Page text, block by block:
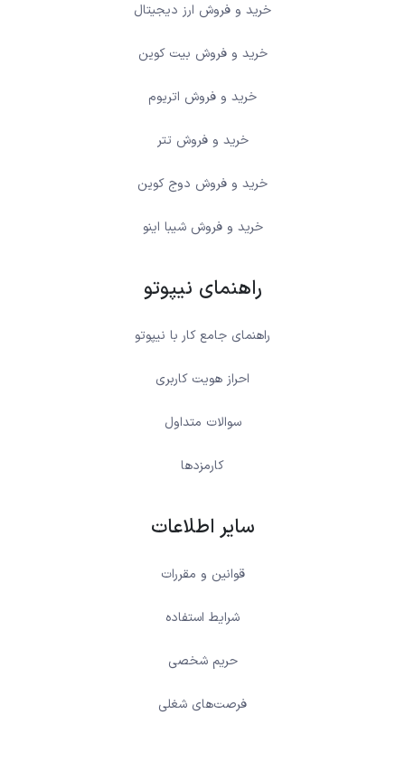
خرید و فروش ارز دیجیتال
خرید و فروش بیت کوین
خرید و فروش اتریوم
خرید و فروش تتر
خرید و فروش دوج کوین
خرید و فروش شیبا اینو
راهنمای نیپوتو
راهنمای جامع کار با نیپوتو
احراز هویت کاربری
سوالات متداول
کارمزدها
سایر اطلاعات
قوانین و مقررات
شرایط استفاده
حریم شخصی
فرصت‌های شغلی